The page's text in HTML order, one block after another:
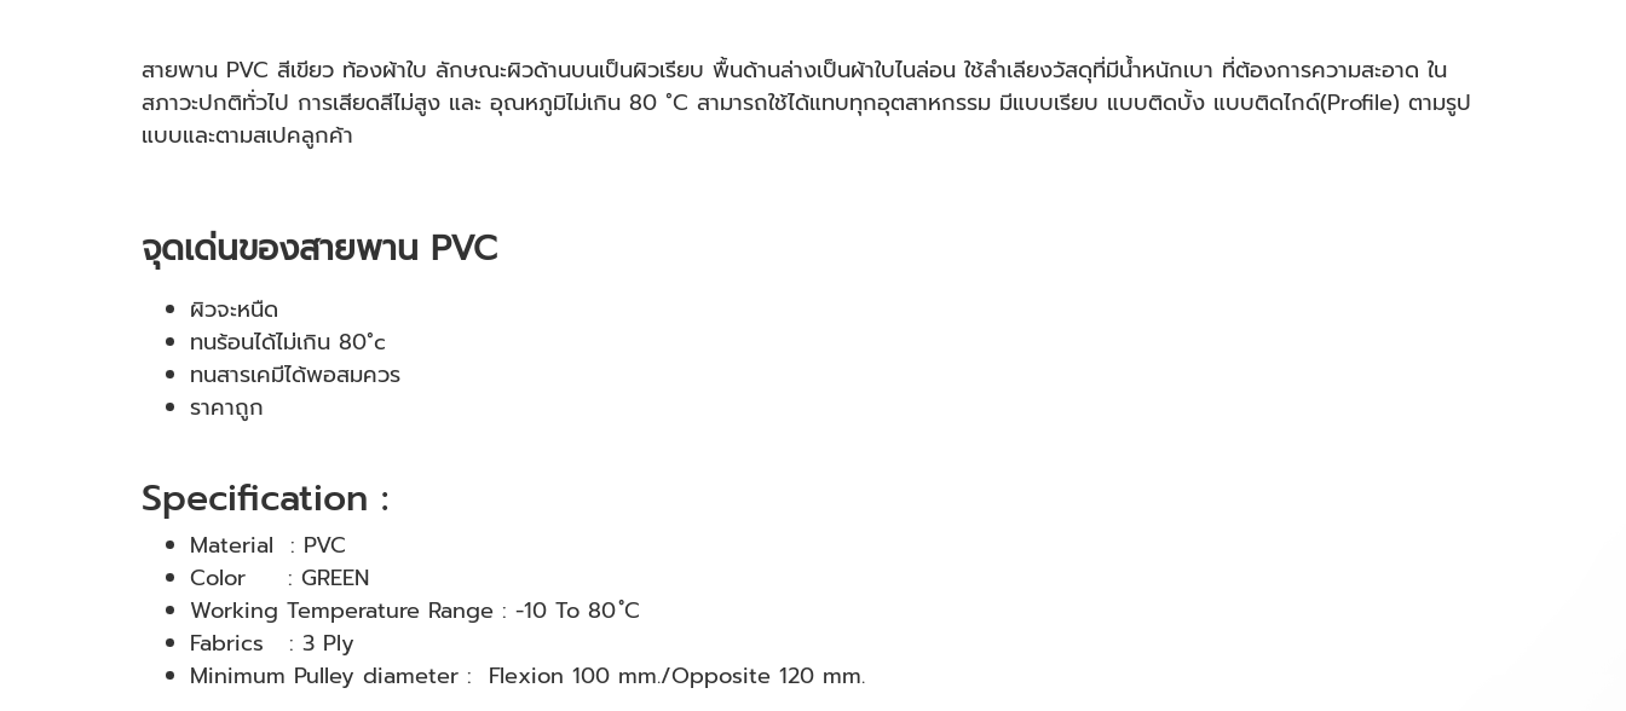
สายพาน PVC สีเขียว ท้องผ้าใบ ลักษณะผิวด้านบนเป็นผิวเรียบ พื้นด้านล่างเป็นผ้าใบไนล่อน ใช้ลำเลียงวัสดุที่มีน้ำหนักเบา ที่ต้องการความสะอาด ใน
สภาวะปกติทั่วไป การเสียดสีไม่สูง และ อุณหภูมิไม่เกิน 80 ˚C สามารถใช้ได้แทบทุกอุตสาหกรรม มีแบบเรียบ แบบติดบั้ง แบบติดไกด์(Profile) ตามรูป
แบบและตามสเปคลูกค้า
จุดเด่นของสายพาน PVC
ผิวจะหนืด
ทนร้อนได้ไม่เกิน 80˚c
ทนสารเคมีได้พอสมควร
ราคาถูก
Specification :
Material : PVC
Color : GREEN
Working Temperature Range : -10 To 80 ํC
Fabrics : 3 Ply
Minimum Pulley diameter : Flexion 100 mm./Opposite 120 mm.